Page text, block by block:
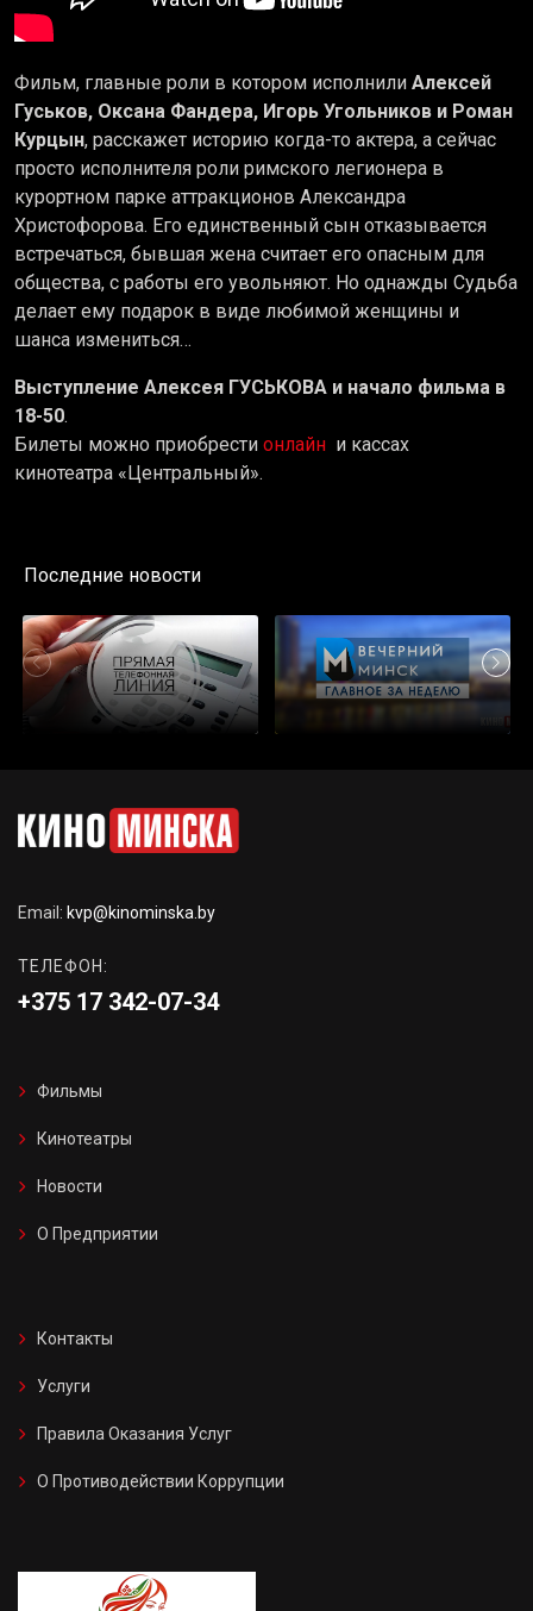
Фильм, главные роли в котором исполнили Алексей
Гуськов, Оксана Фандера, Игорь Угольников и Роман
Курцын, расскажет историю когда-то актера, а сейчас
просто исполнителя роли римского легионера в
курортном парке аттракционов Александра
Христофорова. Его единственный сын отказывается
встречаться, бывшая жена считает его опасным для
общества, с работы его увольняют. Но однажды Судьба
делает ему подарок в виде любимой женщины и
шанса измениться…
Выступление Алексея ГУСЬКОВА и начало фильма в
18-50.
Билеты можно приобрести онлайн и кассах
кинотеатра «Центральный».
Последние новости
Email: kvp@kinominska.by
ТЕЛЕФОН:
+375 17 342-07-34
Фильмы
Кинотеатры
Новости
О Предприятии
Контакты
Услуги
Правила Оказания Услуг
О Противодействии Коррупции